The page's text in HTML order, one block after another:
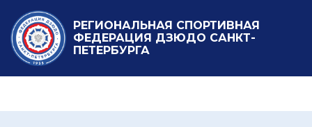
РЕГИОНАЛЬНАЯ СПОРТИВНАЯ
ФЕДЕРАЦИЯ ДЗЮДО САНКТ-
ПЕТЕРБУРГА